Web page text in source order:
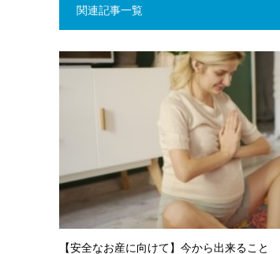
関連記事一覧
【安全なお産に向けて】今から出来ること